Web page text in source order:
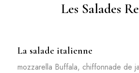
Les Salades
La salade italienne
mozzarella Buffala, chiffonnade de